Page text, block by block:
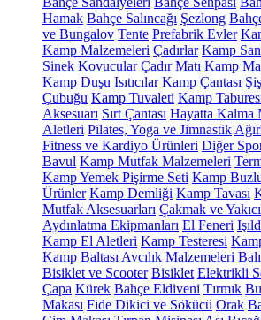
Hamak Bahçe Salıncağı Şezlong
ve Bungalov Tente Prefabrik Evler
Kamp Malzemeleri Çadırlar Kamp
Sinek Kovucular Çadır Matı Kamp
Kamp Duşu Isıtıcılar Kamp Çantası
Çubuğu Kamp Tuvaleti Kamp
Aksesuarı Sırt Çantası Hayatta Kalma
Aletleri Pilates, Yoga ve Jimnastik
Fitness ve Kardiyo Ürünleri Diğer
Bavul Kamp Mutfak Malzemeleri
Kamp Yemek Pişirme Seti Kamp
Ürünler Kamp Demliği Kamp Tavası
Mutfak Aksesuarları Çakmak ve
Aydınlatma Ekipmanları El Feneri
Kamp El Aletleri Kamp Testeresi
Kamp Baltası Avcılık Malzemeleri
Bisiklet ve Scooter Bisiklet Elektrikli
Çapa Kürek Bahçe Eldiveni Tırmık
Makası Fide Dikici ve Sökücü Orak